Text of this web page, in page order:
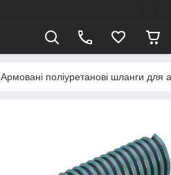
Армовані поліуретанові шланги для